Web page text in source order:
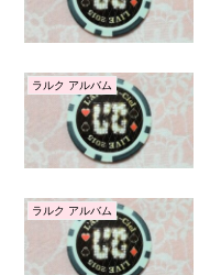
ラルク アルバム
ラルク アルバム